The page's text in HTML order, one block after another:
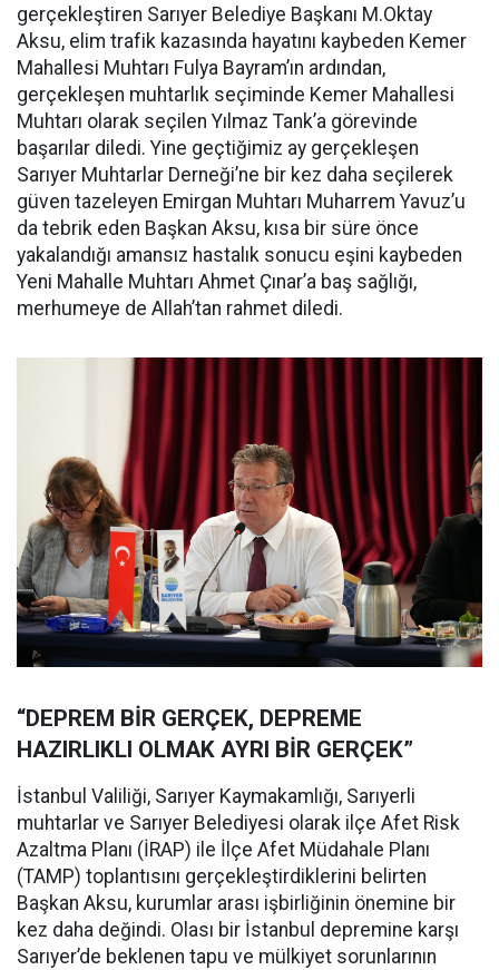
gerçekleştiren Sarıyer Belediye Başkanı M.Oktay
Aksu, elim trafik kazasında hayatını kaybeden Kemer
Mahallesi Muhtarı Fulya Bayram’ın ardından,
gerçekleşen muhtarlık seçiminde Kemer Mahallesi
Muhtarı olarak seçilen Yılmaz Tank’a görevinde
başarılar diledi. Yine geçtiğimiz ay gerçekleşen
Sarıyer Muhtarlar Derneği’ne bir kez daha seçilerek
güven tazeleyen Emirgan Muhtarı Muharrem Yavuz’u
da tebrik eden Başkan Aksu, kısa bir süre önce
yakalandığı amansız hastalık sonucu eşini kaybeden
Yeni Mahalle Muhtarı Ahmet Çınar’a baş sağlığı,
merhumeye de Allah’tan rahmet diledi.
“DEPREM BİR GERÇEK, DEPREME
HAZIRLIKLI OLMAK AYRI BİR GERÇEK”
İstanbul Valiliği, Sarıyer Kaymakamlığı, Sarıyerli
muhtarlar ve Sarıyer Belediyesi olarak ilçe Afet Risk
Azaltma Planı (İRAP) ile İlçe Afet Müdahale Planı
(TAMP) toplantısını gerçekleştirdiklerini belirten
Başkan Aksu, kurumlar arası işbirliğinin önemine bir
kez daha değindi. Olası bir İstanbul depremine karşı
Sarıyer’de beklenen tapu ve mülkiyet sorunlarının